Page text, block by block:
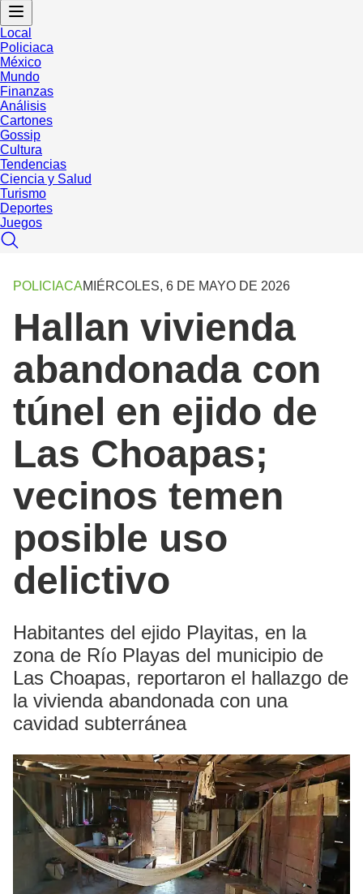
Local
Policiaca
México
Mundo
Finanzas
Análisis
Cartones
Gossip
Cultura
Tendencias
Ciencia y Salud
Turismo
Deportes
Juegos
POLICIACAMIÉRCOLES, 6 DE MAYO DE 2026
Hallan vivienda
abandonada con
túnel en ejido de
Las Choapas;
vecinos temen
posible uso
delictivo
Habitantes del ejido Playitas, en la
zona de Río Playas del municipio de
Las Choapas, reportaron el hallazgo de
la vivienda abandonada con una
cavidad subterránea